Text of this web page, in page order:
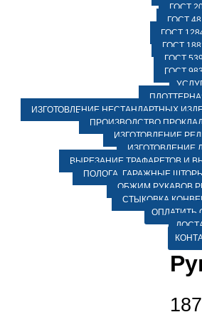
ГОСТ
ГОСТ
ГОСТ
ГОСТ
ГОСТ
ГОСТ
ИЗГОТОВЛЕНИЕ НЕСТАНДАРТНЫХ
ПРОИЗВОДСТВО
ИЗГОТОВЛЕНИЕ
ИЗГОТОВЛЕНИЕ
ВЫРЕЗАНИЕ ТРАФАРЕТОВ И
ПОЛОГА, ГАРАЖНЫЕ
ОБЖИМ РУКАВОВ
СТЫКОВКА
ОПЛАТИТЬ